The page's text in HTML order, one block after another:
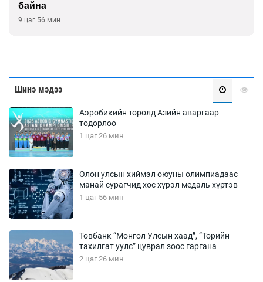
мэргэжилтнүүд л “үйлдвэрлэдэг”
2026-08-07
Шинэ мэдээ
Аэробикийн төрөлд Азийн аваргаар
тодорлоо
1 цаг 26 мин
Олон улсын хиймэл оюуны олимпиадаас
манай сурагчид хос хүрэл медаль хүртэв
1 цаг 56 мин
Төвбанк “Монгол Улсын хаад”, “Төрийн
тахилгат уулс” цуврал зоос гаргана
2 цаг 26 мин